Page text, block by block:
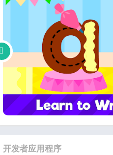
开发者应用程序